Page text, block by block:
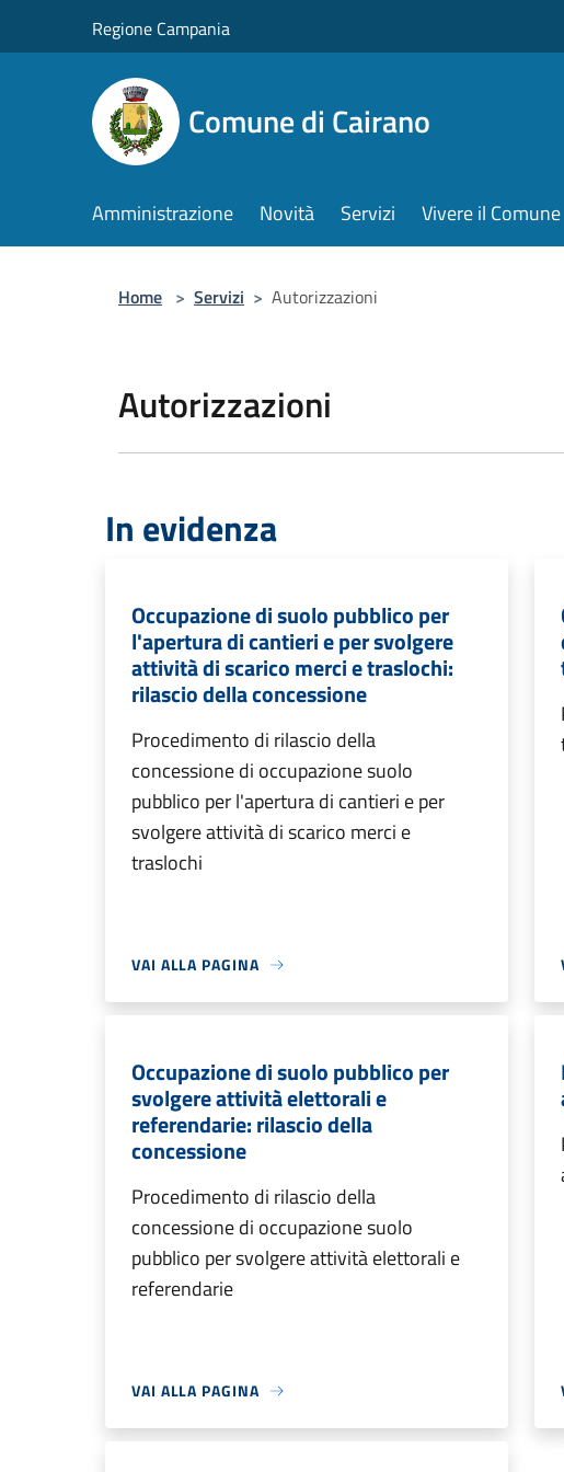
Regione Campania
Comune di Cairano
Amministrazione Novità Servizi Vivere il Comune
Home > Servizi > Autorizzazioni
Autorizzazioni
In evidenza
Occupazione di suolo pubblico per
l'apertura di cantieri e per svolgere
attività di scarico merci e traslochi:
rilascio della concessione
Procedimento di rilascio della
concessione di occupazione suolo
pubblico per l'apertura di cantieri e per
svolgere attività di scarico merci e
traslochi
VAI ALLA PAGINA
Occupazione di suolo pubblico per
svolgere attività elettorali e
referendarie: rilascio della
concessione
Procedimento di rilascio della
concessione di occupazione suolo
pubblico per svolgere attività elettorali e
referendarie
VAI ALLA PAGINA